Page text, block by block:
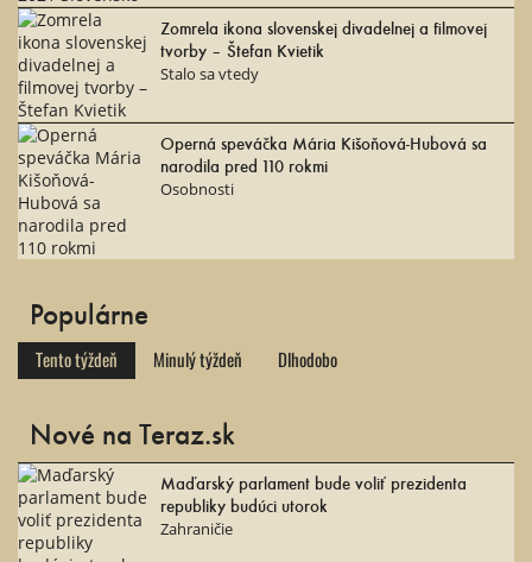
Zomrela ikona slovenskej divadelnej a filmovej
tvorby – Štefan Kvietik
Stalo sa vtedy
Operná speváčka Mária Kišoňová-Hubová sa
narodila pred 110 rokmi
Osobnosti
Populárne
Tento týždeň Minulý týždeň Dlhodobo
Nové na Teraz.sk
Maďarský parlament bude voliť prezidenta
republiky budúci utorok
Zahraničie